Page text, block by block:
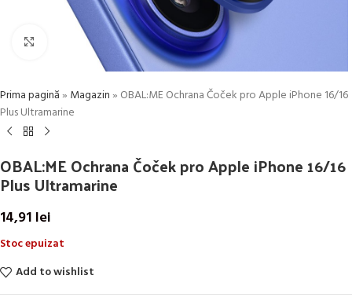
Click to enlarge
Prima pagină» Magazin» OBAL:ME Ochrana Čoček pro Apple iPhone 16/16
Plus Ultramarine
OBAL:ME Ochrana Čoček pro Apple iPhone 16/16
Plus Ultramarine
14,91 lei
Stoc epuizat
Add to wishlist